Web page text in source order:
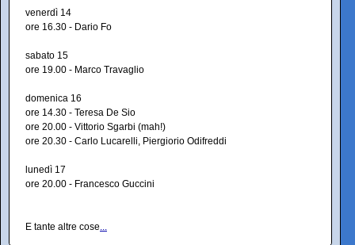
venerdì 14
ore 16.30 - Dario Fo
sabato 15
ore 19.00 - Marco Travaglio
domenica 16
ore 14.30 - Teresa De Sio
ore 20.00 - Vittorio Sgarbi (mah!)
ore 20.30 - Carlo Lucarelli, Piergiorio Odifreddi
lunedì 17
ore 20.00 - Francesco Guccini
E tante altre cose...